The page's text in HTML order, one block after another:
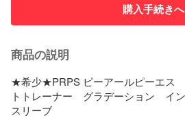
購入手続きへ
商品の説明
★希少★PRPS ピーアールピーエス
トトレーナー　グラデーション　イ
スリーブ